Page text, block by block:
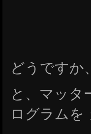
どうですか
と、マッ
ログラム